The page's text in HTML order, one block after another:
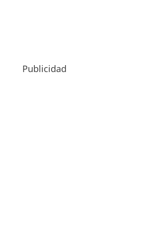
Publicidad